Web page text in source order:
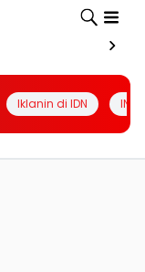
Iklanin di IDN